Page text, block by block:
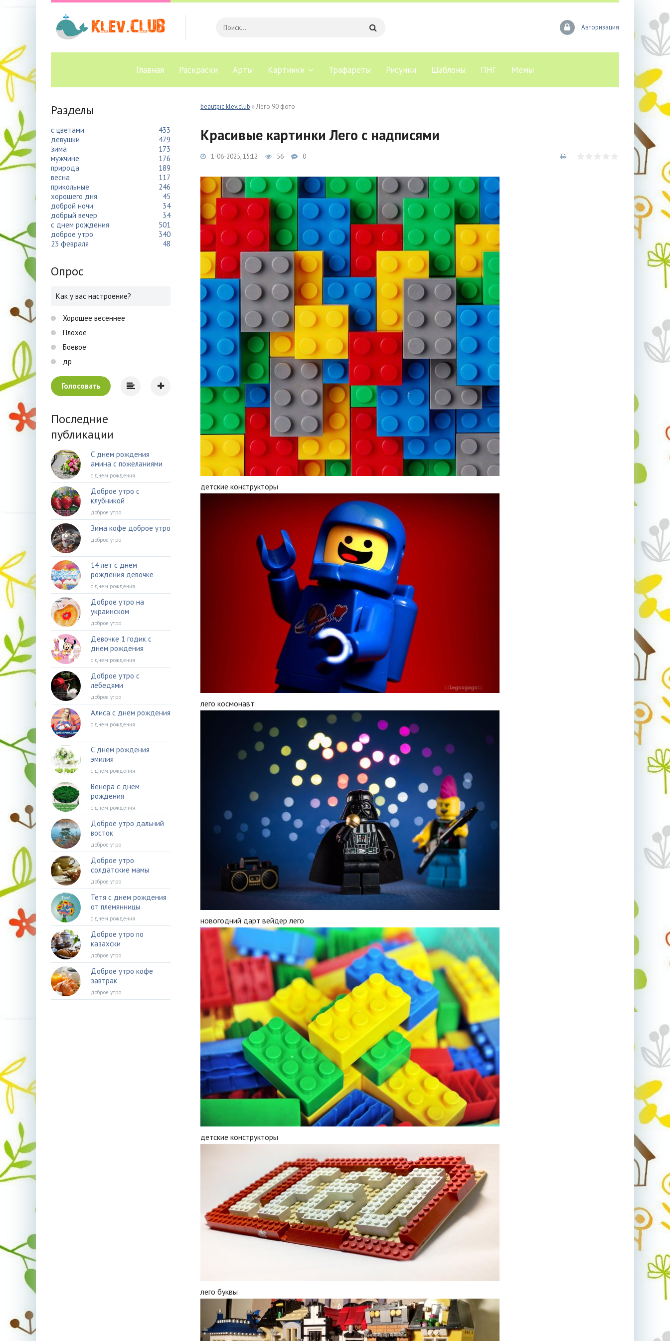
Авторизация
Главная Раскраски Арты Картинки Трафареты Рисунки Шаблоны ПНГ Мемы
beautpic.klev.club » Лего 90 фото
Красивые картинки Лего с надписями
1-06-2025, 15:12 56 0
детские конструкторы
лего космонавт
новогодний дарт вейдер лего
детские конструкторы
лего буквы
Разделы
с цветами
433
девушки
479
зима
173
мужчине
176
природа
189
весна
117
прикольные
246
хорошего дня
45
доброй ночи
34
добрый вечер
34
с днем рождения
501
доброе утро
340
23 февраля
48
Опрос
Как у вас настроение?
Хорошее весеннее
Плохое
Боевое
др
Голосовать
Последние
публикации
С днем рождения
амина с пожеланиями
с днем рождения
Доброе утро с
клубникой
доброе утро
Зима кофе доброе утро
доброе утро
14 лет с днем
рождения девочке
с днем рождения
Доброе утро на
украинском
доброе утро
Девочке 1 годик с
днем рождения
с днем рождения
Доброе утро с
лебедями
доброе утро
Алиса с днем рождения
с днем рождения
С днем рождения
эмилия
с днем рождения
Венера с днем
рождения
с днем рождения
Доброе утро дальний
восток
доброе утро
Доброе утро
солдатские мамы
доброе утро
Тетя с днем рождения
от племянницы
с днем рождения
Доброе утро по
казахски
доброе утро
Доброе утро кофе
завтрак
доброе утро